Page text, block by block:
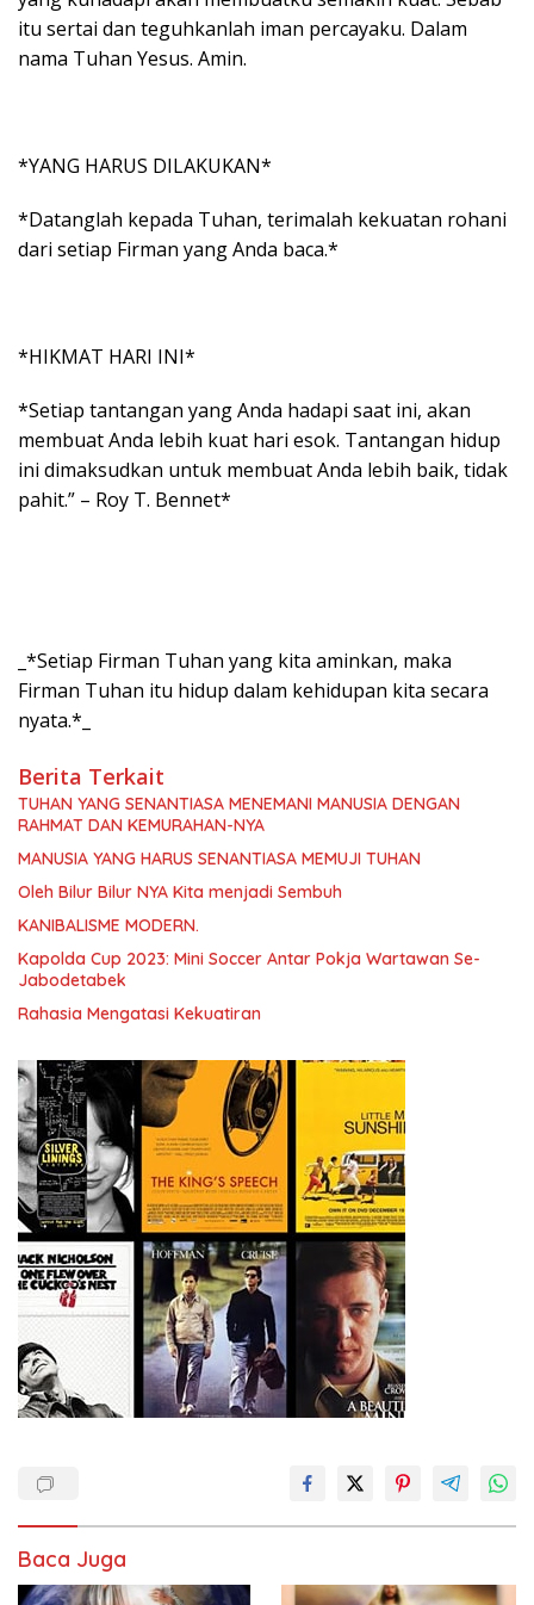
itu sertai dan teguhkanlah iman percayaku. Dalam
nama Tuhan Yesus. Amin.
*YANG HARUS DILAKUKAN*
*Datanglah kepada Tuhan, terimalah kekuatan rohani
dari setiap Firman yang Anda baca.*
*HIKMAT HARI INI*
*Setiap tantangan yang Anda hadapi saat ini, akan
membuat Anda lebih kuat hari esok. Tantangan hidup
ini dimaksudkan untuk membuat Anda lebih baik, tidak
pahit.” – Roy T. Bennet*
_*Setiap Firman Tuhan yang kita aminkan, maka
Firman Tuhan itu hidup dalam kehidupan kita secara
nyata.*_
Berita Terkait
TUHAN YANG SENANTIASA MENEMANI MANUSIA DENGAN
RAHMAT DAN KEMURAHAN-NYA
MANUSIA YANG HARUS SENANTIASA MEMUJI TUHAN
Oleh Bilur Bilur NYA Kita menjadi Sembuh
KANIBALISME MODERN.
Kapolda Cup 2023: Mini Soccer Antar Pokja Wartawan Se-
Jabodetabek
Rahasia Mengatasi Kekuatiran
Baca Juga